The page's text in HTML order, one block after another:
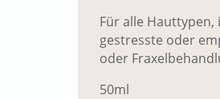
Für alle
gestresste oder
oder
50ml